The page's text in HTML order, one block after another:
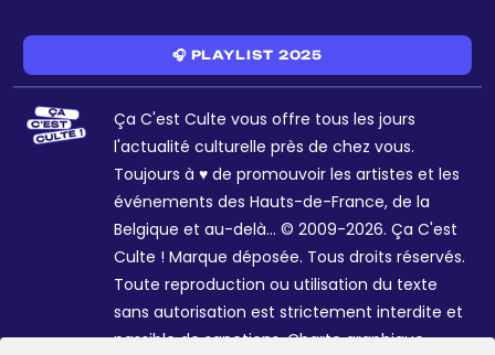
🎧 PLAYLIST 2025
Ça C'est Culte vous offre tous les jours
l'actualité culturelle près de chez vous.
Toujours à ♥ de promouvoir les artistes et les
événements des Hauts-de-France, de la
Belgique et au-delà... © 2009-2026. Ça C'est
Culte ! Marque déposée. Tous droits réservés.
Toute reproduction ou utilisation du texte
sans autorisation est strictement interdite et
passible de sanctions. Charte graphique